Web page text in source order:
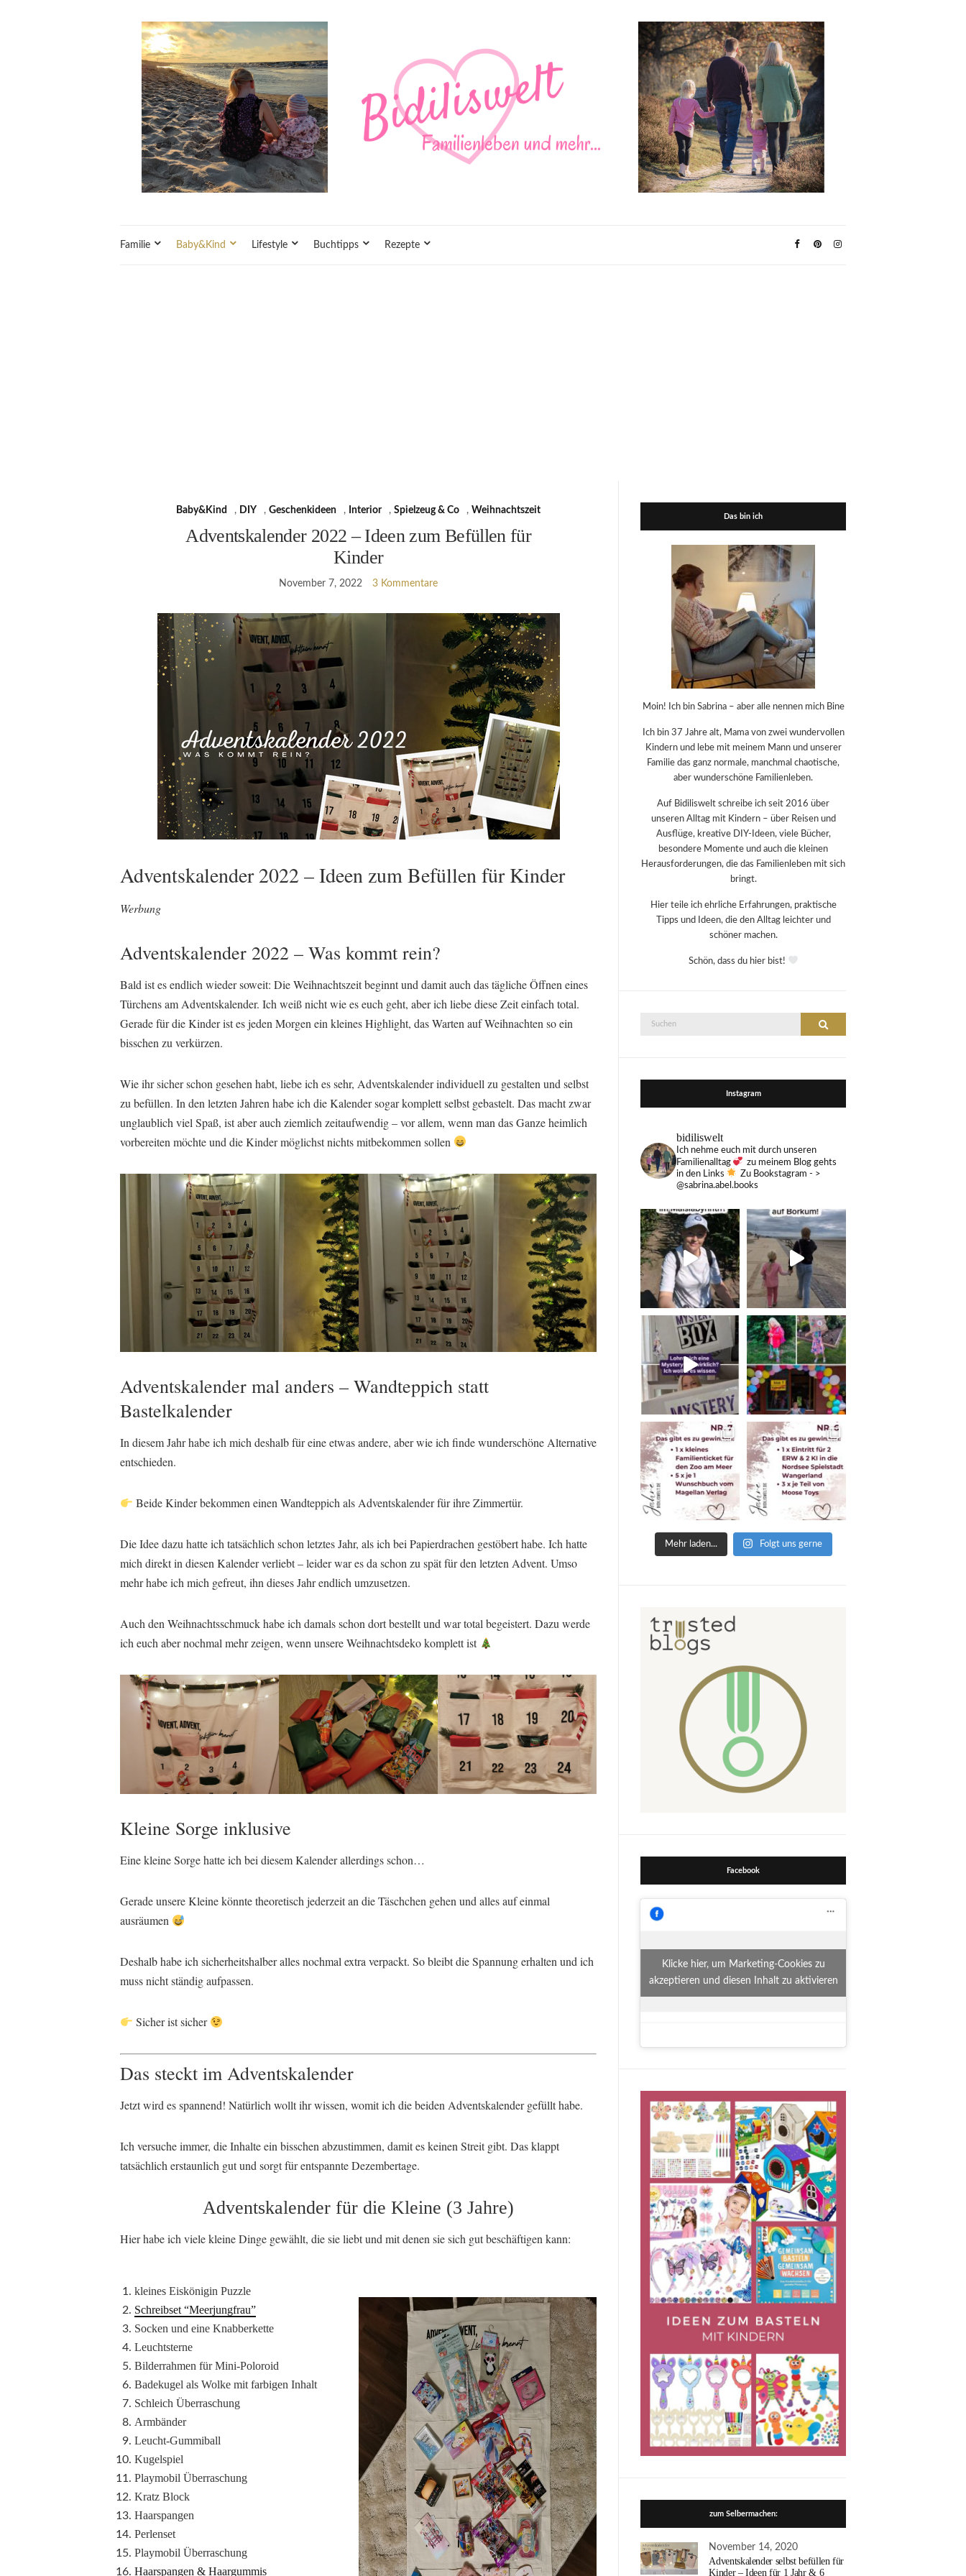
Familie Baby&Kind Lifestyle Buchtipps Rezepte
Baby&Kind , DIY ,Geschenkideen , Interior ,Spielzeug & Co ,Weihnachtszeit
Adventskalender 2022 – Ideen zum Befüllen für
Kinder
November 7, 2022 3 Kommentare
Adventskalender 2022 – Ideen zum Befüllen für Kinder
Werbung
Adventskalender 2022 – Was kommt rein?
Bald ist es endlich wieder soweit: Die Weihnachtszeit beginnt und damit auch das tägliche Öffnen eines
Türchens am Adventskalender. Ich weiß nicht wie es euch geht, aber ich liebe diese Zeit einfach total.
Gerade für die Kinder ist es jeden Morgen ein kleines Highlight, das Warten auf Weihnachten so ein
bisschen zu verkürzen.
Wie ihr sicher schon gesehen habt, liebe ich es sehr, Adventskalender individuell zu gestalten und selbst
zu befüllen. In den letzten Jahren habe ich die Kalender sogar komplett selbst gebastelt. Das macht zwar
unglaublich viel Spaß, ist aber auch ziemlich zeitaufwendig – vor allem, wenn man das Ganze heimlich
vorbereiten möchte und die Kinder möglichst nichts mitbekommen sollen
Adventskalender mal anders – Wandteppich statt
Bastelkalender
In diesem Jahr habe ich mich deshalb für eine etwas andere, aber wie ich finde wunderschöne Alternative
entschieden.
Beide Kinder bekommen einen Wandteppich als Adventskalender für ihre Zimmertür.
Die Idee dazu hatte ich tatsächlich schon letztes Jahr, als ich beiPapierdrachen gestöbert habe. Ich hatte
mich direkt in diesen Kalender verliebt – leider war es da schon zu spät für den letzten Advent. Umso
mehr habe ich mich gefreut, ihn dieses Jahr endlich umzusetzen.
Auch den Weihnachtsschmuck habe ich damals schon dort bestellt und war total begeistert. Dazu werde
ich euch aber nochmal mehr zeigen, wenn unsere Weihnachtsdeko komplett ist
Kleine Sorge inklusive
Eine kleine Sorge hatte ich bei diesem Kalender allerdings schon…
Gerade unsere Kleine könnte theoretisch jederzeit an die Täschchen gehen und alles auf einmal
ausräumen
Deshalb habe ich sicherheitshalber alles nochmal extra verpackt. So bleibt die Spannung erhalten und ich
muss nicht ständig aufpassen.
Sicher ist sicher
Das steckt im Adventskalender
Jetzt wird es spannend! Natürlich wollt ihr wissen, womit ich die beiden Adventskalender gefüllt habe.
Ich versuche immer, die Inhalte ein bisschen abzustimmen, damit es keinen Streit gibt. Das klappt
tatsächlich erstaunlich gut und sorgt für entspannte Dezembertage.
Adventskalender für die Kleine (3 Jahre)
Hier habe ich viele kleine Dinge gewählt, die sie liebt und mit denen sie sich gut beschäftigen kann:
kleines Eiskönigin Puzzle
Schreibset “Meerjungfrau”
Socken und eine Knabberkette
Leuchtsterne
Bilderrahmen für Mini-Poloroid
Badekugel als Wolke mit farbigen Inhalt
Schleich Überraschung
Armbänder
Leucht-Gummiball
Kugelspiel
Playmobil Überraschung
Kratz Block
Haarspangen
Perlenset
Playmobil Überraschung
Haarspangen & Haargummis
Das bin ich
Moin! Ich bin Sabrina – aber alle nennen mich Bine
Ich bin 37 Jahre alt, Mama von zwei wundervollen
Kindern und lebe mit meinem Mann und unserer
Familie das ganz normale, manchmal chaotische,
aber wunderschöne Familienleben.
Auf Bidiliswelt schreibe ich seit 2016 über
unseren Alltag mit Kindern – über Reisen und
Ausflüge, kreative DIY-Ideen, viele Bücher,
besondere Momente und auch die kleinen
Herausforderungen, die das Familienleben mit sich
bringt.
Hier teile ich ehrliche Erfahrungen, praktische
Tipps und Ideen, die den Alltag leichter und
schöner machen.
Schön, dass du hier bist!
Suche
Instagram
bidiliswelt
Ich nehme euch mit durch unseren
Familienalltag
zu meinem Blog gehts
in den Links
Zu Bookstagram - >
@sabrina.abel.books
Mehr laden... Folgt uns gerne
Facebook
Klicke hier, um Marketing-Cookies zu
akzeptieren und diesen Inhalt zu aktivieren
zum Selbermachen:
November 14, 2020
Adventskalender selbst befüllen für
Kinder – Ideen für 1 Jahr & 6